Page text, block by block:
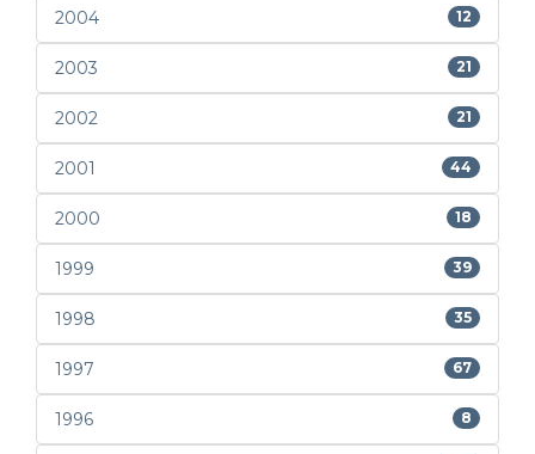
2004 12
2003 21
2002 21
2001 44
2000 18
1999 39
1998 35
1997 67
1996 8